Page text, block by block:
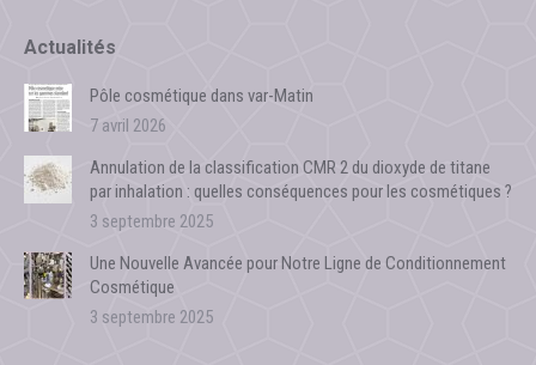
Actualités
Pôle cosmétique dans var-Matin
7 avril 2026
Annulation de la classification CMR 2 du dioxyde de titane
par inhalation : quelles conséquences pour les cosmétiques ?
3 septembre 2025
Une Nouvelle Avancée pour Notre Ligne de Conditionnement
Cosmétique
3 septembre 2025